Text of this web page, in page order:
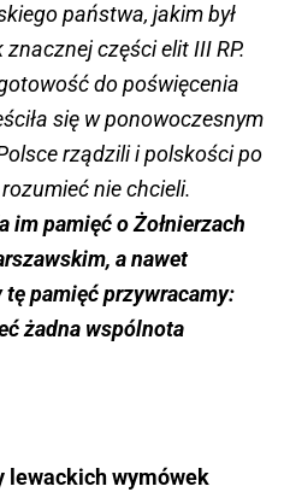
państwa, jakim był
znacznej części elit III RP.
do poświęcenia
się w ponowoczesnym
rządzili i polskości po
nie chcieli.
im pamięć o Żołnierzach
a nawet
pamięć przywracamy:
żadna wspólnota
lewackich wymówek